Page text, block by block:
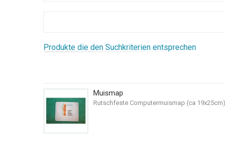
Produkte die den Suchkriterien entsprechen
Muismap
Rutschfeste Computermuismap (ca